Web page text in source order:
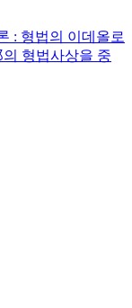
: 형법의 이데올로
형법사상을 중